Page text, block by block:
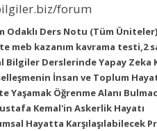
forum
Odaklı Ders Notu (Tüm Üniteler)
meb kazanım kavrama testi,2
Bilgiler Derslerinde Yapay Zeka
İnsan ve Toplum
Yaşamak Öğrenme Alanı
Kemal'in Askerlik Hayatı
Hayatta Karşılaşılabilecek